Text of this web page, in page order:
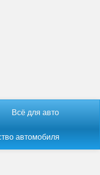
Всё для авто
автомобиля